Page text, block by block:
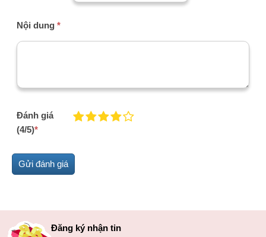
Nội dung *
Đánh giá
(4/5)*
Đăng ký nhận tin